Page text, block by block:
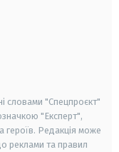
словами "Спецпроєкт"
"Експерт",
героїв. Редакція може
реклами та правил